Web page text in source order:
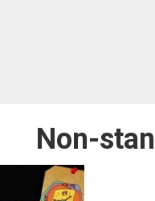
Non-